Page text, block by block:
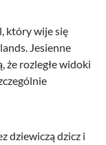
który wije się
Jesienne
że rozległe widoki
dziewiczą dzicz i